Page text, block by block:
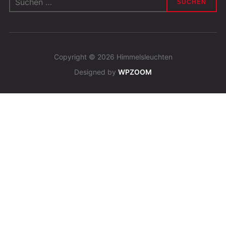
nach:
Copyright © 2026 Himmelsleuchten
Designed by WPZOOM